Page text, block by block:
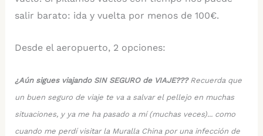
salir barato: ida y vuelta por menos de 100€.
Desde el aeropuerto, 2 opciones:
¿Aún sigues viajando SIN SEGURO de VIAJE???Recuerda que
un buen seguro de viaje te va a salvar el pellejo en muchas
situaciones, y ya me ha pasado a mí (muchas veces)... como
cuando me perdí visitar la Muralla China por una infección de